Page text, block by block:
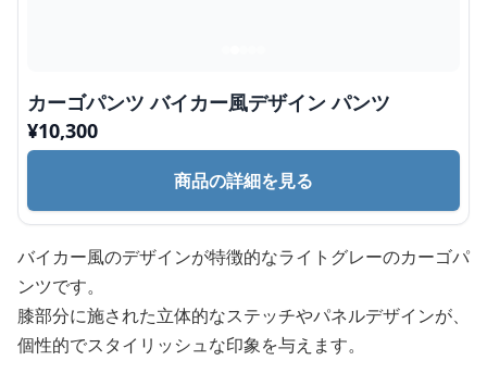
カーゴパンツ バイカー風デザイン パンツ
¥10,300
商品の詳細を見る
バイカー風のデザインが特徴的なライトグレーのカーゴパ
ンツです。
膝部分に施された立体的なステッチやパネルデザインが、
個性的でスタイリッシュな印象を与えます。